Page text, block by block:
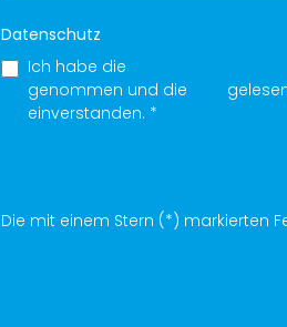
Datenschutz
Ich habe die
genommen und die
einverstanden. *
Die mit einem Stern (*) markierten